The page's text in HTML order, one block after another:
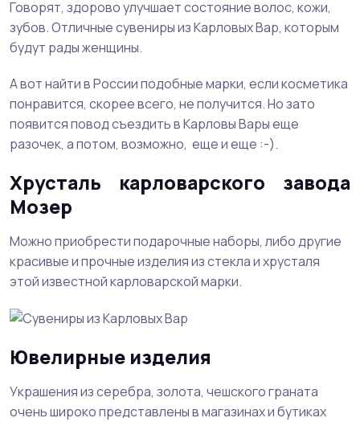
Говорят, здорово улучшает состояние волос, кожи,
зубов. Отличные сувениры из Карловых Вар, которым
будут рады женщины.
А вот найти в России подобные марки, если косметика
понравится, скорее всего, не получится. Но зато
появится повод съездить в Карловы Вары еще
разочек, а потом, возможно, еще и еще :-).
Хрусталь карловарского завода
Мозер
Можно приобрести подарочные наборы, либо другие
красивые и прочные изделия из стекла и хрусталя
этой известной карловарской марки.
Ювелирные изделия
Украшения из серебра, золота, чешского граната
очень широко представлены в магазинах и бутиках